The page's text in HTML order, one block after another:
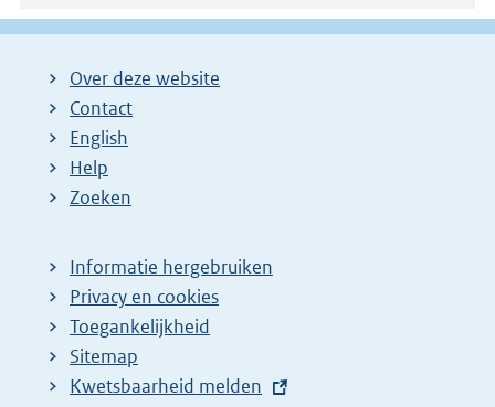
Over deze website
Contact
English
Help
Zoeken
Informatie hergebruiken
Privacy en cookies
Toegankelijkheid
Sitemap
E
Kwetsbaarheid melden